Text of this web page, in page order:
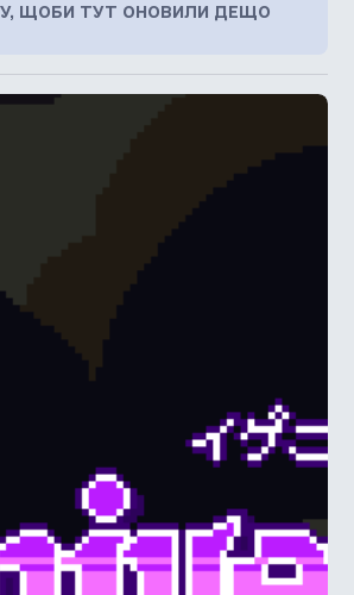
ЩОБИ ТУТ ОНОВИЛИ ДЕЩО